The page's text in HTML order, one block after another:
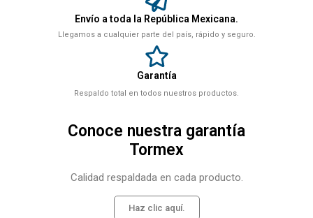
Envío a toda la República Mexicana.
Llegamos a cualquier parte del país, rápido y seguro.
Garantía
Respaldo total en todos nuestros productos.
Conoce nuestra garantía
Tormex
Calidad respaldada en cada producto.
Haz clic aquí.